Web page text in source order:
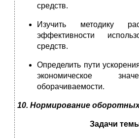
средств.
Изучить методику
эффективности
средств.
Определить пути
экономическое
оборачиваемости.
10. Нормирование
Задачи